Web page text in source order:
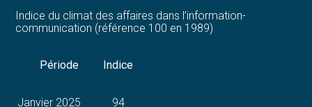
Structurer votre croissance
Indice du climat des affaires dans l’information-
communication (référence 100 en 1989)
Période Indice
Janvier 2025 94